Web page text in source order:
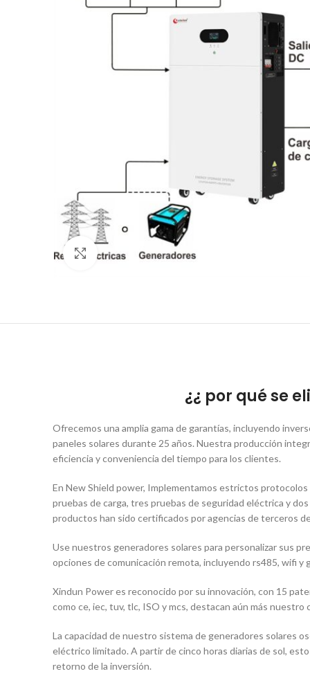
Click to enlarge
¿¿ por qué se
Ofrecemos una amplia gama de garantías, incluyendo
paneles solares durante 25 años. Nuestra producción
eficiencia y conveniencia del tiempo para los clientes.
En New Shield power, Implementamos estrictos
pruebas de carga, tres pruebas de seguridad eléctrica y
productos han sido certificados por agencias de terceros
Use nuestros generadores solares para personalizar sus
opciones de comunicación remota, incluyendo rs485, wifi
Xindun Power es reconocido por su innovación, con 15
como ce, iec, tuv, tlc, ISO y mcs, destacan aún más
La capacidad de nuestro sistema de generadores solares
eléctrico limitado. A partir de cinco horas diarias de sol,
retorno de la inversión.